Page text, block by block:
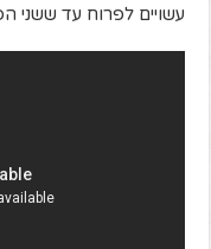
עשויים לפרוח עד ששני